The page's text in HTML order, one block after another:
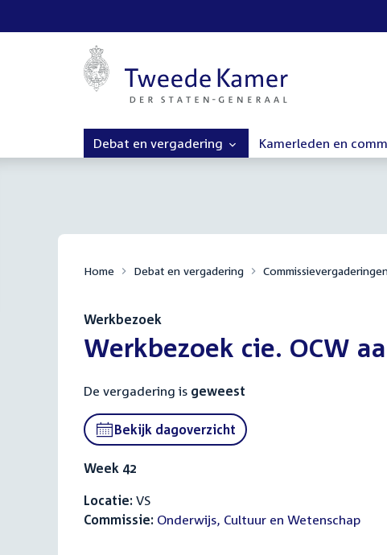
Debat en vergadering Kamerleden en
Home Debat en vergadering
Werkbezoek
:Werkbezoek cie. OCW
De vergadering is geweest
Bekijk dagoverzicht
Week 42
Locatie: VS
Commissie: Onderwijs, Cultuur en Wetenschap